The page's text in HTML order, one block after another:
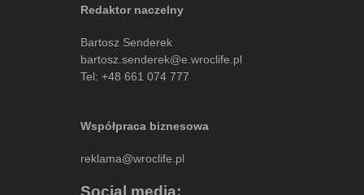
Redaktor naczelny
Bartosz Senderek
bartosz.senderek@e.wroclife.pl
Tel: +48 661 074 777
Współpraca biznesowa
reklama@wroclife.pl
Social media: